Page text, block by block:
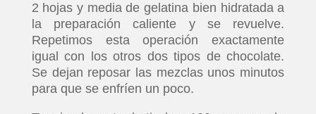
2 hojas y media de gelatina bien hidratada a
la preparación caliente y se revuelve.
Repetimos esta operación exactamente
igual con los otros dos tipos de chocolate.
Se dejan reposar las mezclas unos minutos
para que se enfríen un poco.